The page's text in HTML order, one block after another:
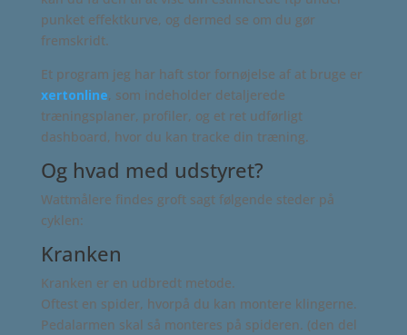
punket effektkurve, og dermed se om du gør
fremskridt.
Et program jeg har haft stor fornøjelse af at bruge er
xertonline, som indeholder detaljerede
træningsplaner, profiler, og et ret udførligt
dashboard, hvor du kan tracke din træning.
Og hvad med udstyret?
Wattmålere findes groft sagt følgende steder på
cyklen:
Kranken
Kranken er en udbredt metode.
Oftest en spider, hvorpå du kan montere klingerne.
Pedalarmen skal så monteres på spideren. (den del